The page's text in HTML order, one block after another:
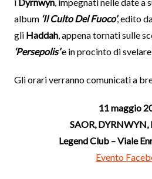
album ‘Il Culto Del Fuoco’, edito
gli Haddah, appena tornati sulle
‘Persepolis’e in procinto di
Gli orari verranno comunicati a
11 maggio
SAOR,
Legend Club – Viale
Evento